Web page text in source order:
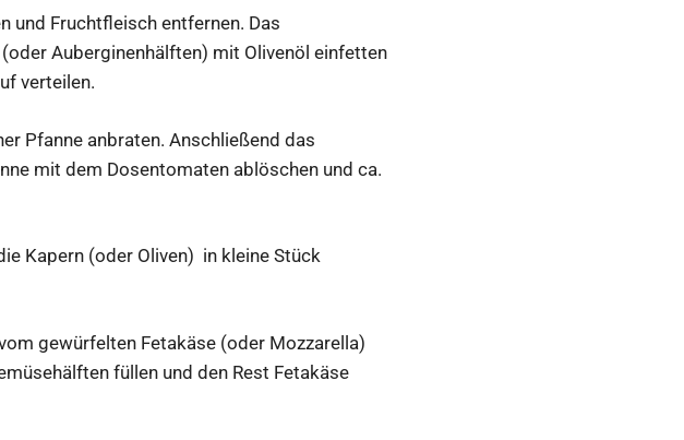
und Fruchtfleisch entfernen. Das
Auberginenhälften) mit Olivenöl einfetten
verteilen.
Pfanne anbraten. Anschließend das
mit dem Dosentomaten ablöschen und ca.
Kapern (oder Oliven) in kleine Stück
gewürfelten Fetakäse (oder Mozzarella)
füllen und den Rest Fetakäse